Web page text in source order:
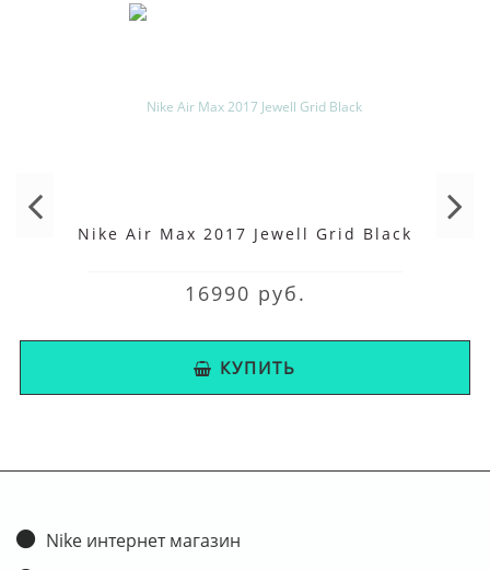
Nike Air Max 2017 Jewell Grid Black
16990 руб.
КУПИТЬ
Nike интернет магазин